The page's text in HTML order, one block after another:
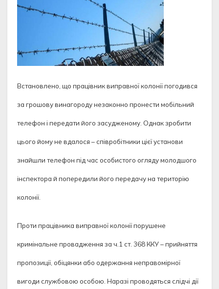
Встановлено, що працівник виправної колонії погодився
за грошову винагороду незаконно пронести мобільний
телефон і передати його засудженому. Однак зробити
цього йому не вдалося – співробітники цієї установи
знайшли телефон під час особистого огляду молодшого
інспектора й попередили його передачу на територію
колонії.
Проти працівника виправної колонії порушене
кримінальне провадження за ч.1 ст. 368 ККУ – прийняття
пропозиції, обіцянки або одержання неправомірної
вигоди службовою особою. Наразі проводяться слідчі дії